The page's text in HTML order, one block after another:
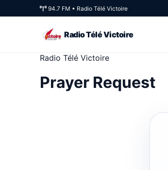
94.7 FM • Radio Télé Victoire
Radio Télé Victoire
Radio Télé Victoire
Prayer Request